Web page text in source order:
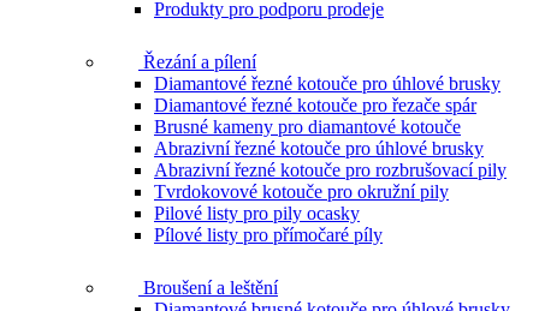
Produkty pro podporu prodeje
Řezání a pílení
Diamantové řezné kotouče pro úhlové brusky
Diamantové řezné kotouče pro řezače spár
Brusné kameny pro diamantové kotouče
Abrazivní řezné kotouče pro úhlové brusky
Abrazivní řezné kotouče pro rozbrušovací pily
Tvrdokovové kotouče pro okružní pily
Pilové listy pro pily ocasky
Pílové listy pro přímočaré píly
Broušení a leštění